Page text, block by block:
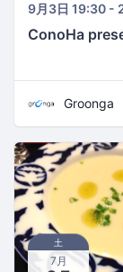
9月3日 19:30 -
ConoHa
Groonga
土
7月